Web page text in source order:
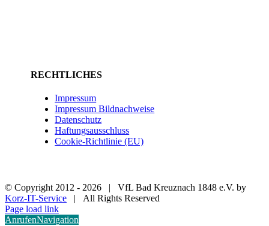
RECHTLICHES
Impressum
Impressum Bildnachweise
Datenschutz
Haftungsausschluss
Cookie-Richtlinie (EU)
© Copyright 2012 - 2026 | VfL Bad Kreuznach 1848 e.V. by
Korz-IT-Service | All Rights Reserved
Page load link
AnrufenNavigation